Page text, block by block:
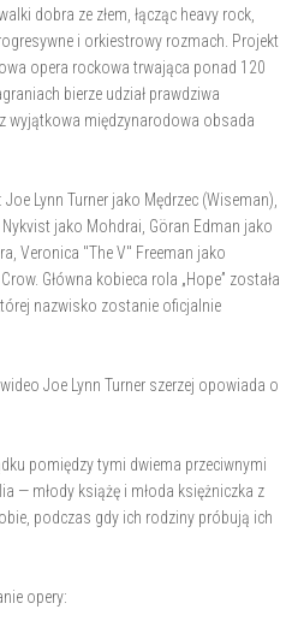
dobra ze złem, łącząc heavy rock,
i orkiestrowy rozmach. Projekt
opera rockowa trwająca ponad 120
bierze udział prawdziwa
wyjątkowa międzynarodowa obsada
Lynn Turner jako Mędrzec (Wiseman),
jako Mohdrai, Göran Edman jako
Veronica "The V" Freeman jako
Główna kobieca rola „Hope” została
nazwisko zostanie oficjalnie
Joe Lynn Turner szerzej opowiada o
pomiędzy tymi dwiema przeciwnymi
— młody książę i młoda księżniczka z
podczas gdy ich rodziny próbują ich
opery: